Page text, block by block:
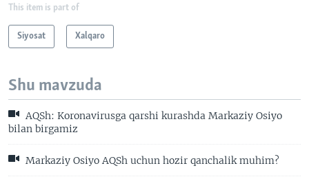
This item is part of
Siyosat Xalqaro
Shu mavzuda
AQSh: Koronavirusga qarshi kurashda Markaziy Osiyo
bilan birgamiz
Markaziy Osiyo AQSh uchun hozir qanchalik muhim?